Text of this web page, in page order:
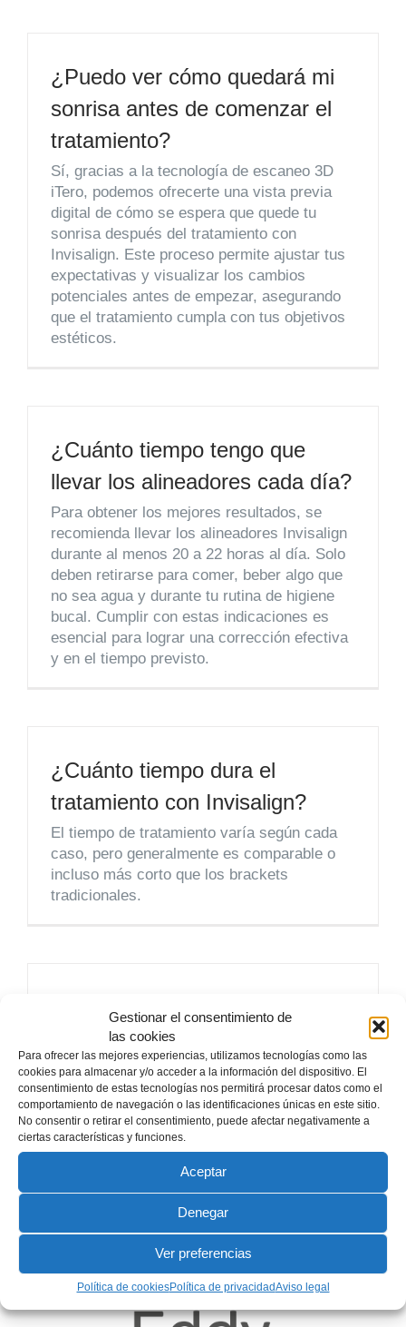
Gestionar el consentimiento de
las cookies
Para ofrecer las mejores experiencias, utilizamos tecnologías como las
cookies para almacenar y/o acceder a la información del dispositivo. El
consentimiento de estas tecnologías nos permitirá procesar datos como el
comportamiento de navegación o las identificaciones únicas en este sitio.
No consentir o retirar el consentimiento, puede afectar negativamente a
ciertas características y funciones.
Aceptar
Denegar
Ver preferencias
Política de cookiesPolítica de privacidadAviso legal
¿Puedo ver cómo quedará mi
sonrisa antes de comenzar el
tratamiento?
Sí, gracias a la tecnología de escaneo 3D
iTero, podemos ofrecerte una vista previa
digital de cómo se espera que quede tu
sonrisa después del tratamiento con
Invisalign. Este proceso permite ajustar tus
expectativas y visualizar los cambios
potenciales antes de empezar, asegurando
que el tratamiento cumpla con tus objetivos
estéticos.
¿Cuánto tiempo tengo que
llevar los alineadores cada día?
Para obtener los mejores resultados, se
recomienda llevar los alineadores Invisalign
durante al menos 20 a 22 horas al día. Solo
deben retirarse para comer, beber algo que
no sea agua y durante tu rutina de higiene
bucal. Cumplir con estas indicaciones es
esencial para lograr una corrección efectiva
y en el tiempo previsto.
¿Cuánto tiempo dura el
tratamiento con Invisalign?
El tiempo de tratamiento varía según cada
caso, pero generalmente es comparable o
incluso más corto que los brackets
tradicionales.
¿Es doloroso el tratamiento
Invisalign?
No, Invisalign está diseñado para ajustarse
suavemente y con precisión, evitando las
molestias típicas de los tratamientos
tradicionales.